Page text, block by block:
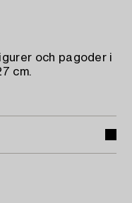
och pagoder i
cm.